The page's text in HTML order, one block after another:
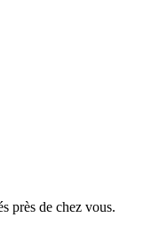
près de chez vous.